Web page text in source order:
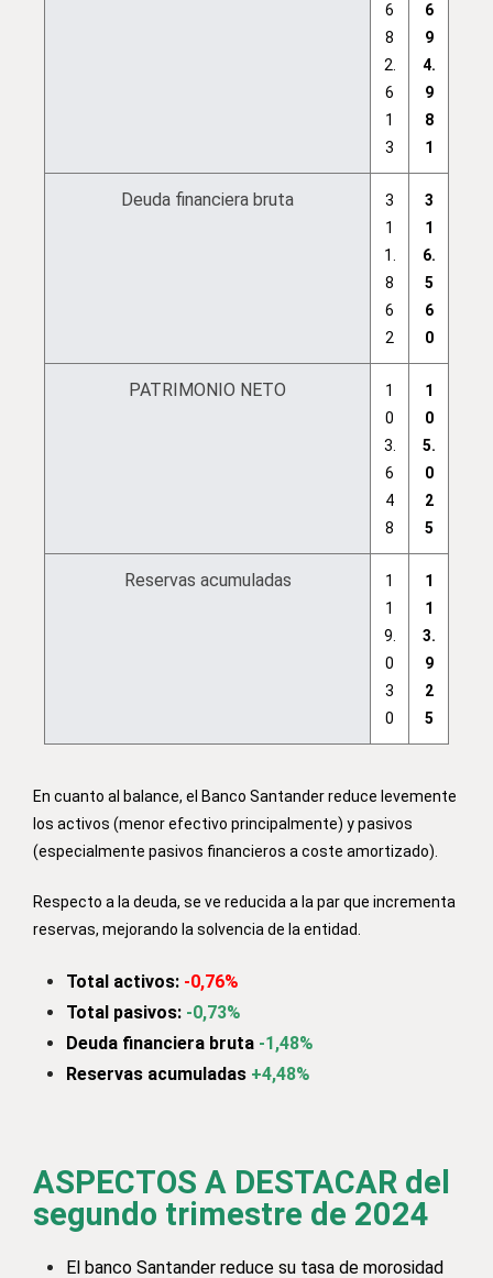
6
8
2.
6
1
3
6
9
4.
9
8
1
Deuda financiera bruta
3
1
1.
8
6
2
3
1
6.
5
6
0
PATRIMONIO NETO
1
0
3.
6
4
8
1
0
5.
0
2
5
Reservas acumuladas
1
1
9.
0
3
0
1
1
3.
9
2
5
En cuanto al balance, el Banco Santander reduce levemente
los activos (menor efectivo principalmente) y pasivos
(especialmente pasivos financieros a coste amortizado).
Respecto a la deuda, se ve reducida a la par que incrementa
reservas, mejorando la solvencia de la entidad.
Total activos: -0,76%
Total pasivos: -0,73%
Deuda financiera bruta -1,48%
Reservas acumuladas +4,48%
ASPECTOS A DESTACAR del
segundo trimestre de 2024
El banco Santander reduce su tasa de morosidad